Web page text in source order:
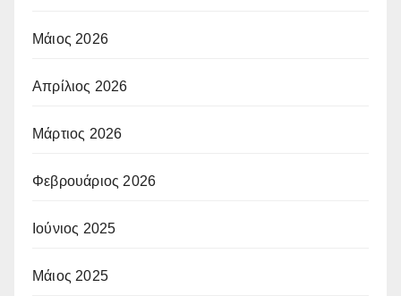
Μάιος 2026
Απρίλιος 2026
Μάρτιος 2026
Φεβρουάριος 2026
Ιούνιος 2025
Μάιος 2025